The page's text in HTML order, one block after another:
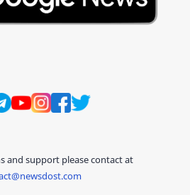
and support please contact at